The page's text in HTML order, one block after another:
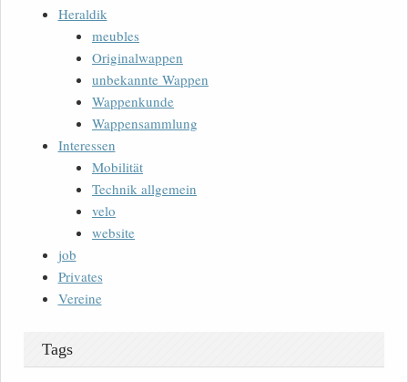
Heraldik
meubles
Originalwappen
unbekannte Wappen
Wappenkunde
Wappensammlung
Interessen
Mobilität
Technik allgemein
velo
website
job
Privates
Vereine
Tags